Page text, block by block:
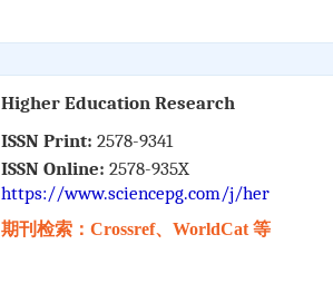
Higher Education Research
ISSN Print: 2578-9341
ISSN Online: 2578-935X
https://www.sciencepg.com/j/her
期刊检索：Crossref、WorldCat 等